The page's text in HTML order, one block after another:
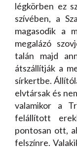
légkörben ez
szívében, a
magasodik a
megalázó
talán majd
átszállítják a
sírkertbe.
elvtársak és
valamikor a
felállított
pontosan ott,
felszínre.